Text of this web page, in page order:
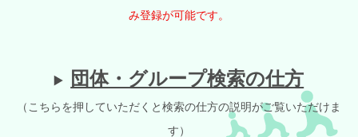
み登録が可能です。
団体・グループ検索の仕方
（こちらを押していただくと検索の仕方の説明がご覧いただけま
す）